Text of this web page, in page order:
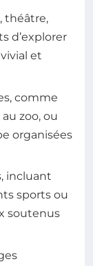
théâtre,
d’explorer
et
comme
zoo, ou
organisées
incluant
sports ou
soutenus